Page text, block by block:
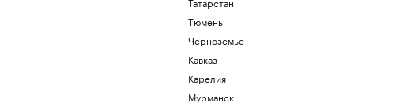
Тюмень
Черноземье
Кавказ
Карелия
Мурманск